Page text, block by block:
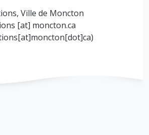
Ville de Moncton
[at] moncton.ca